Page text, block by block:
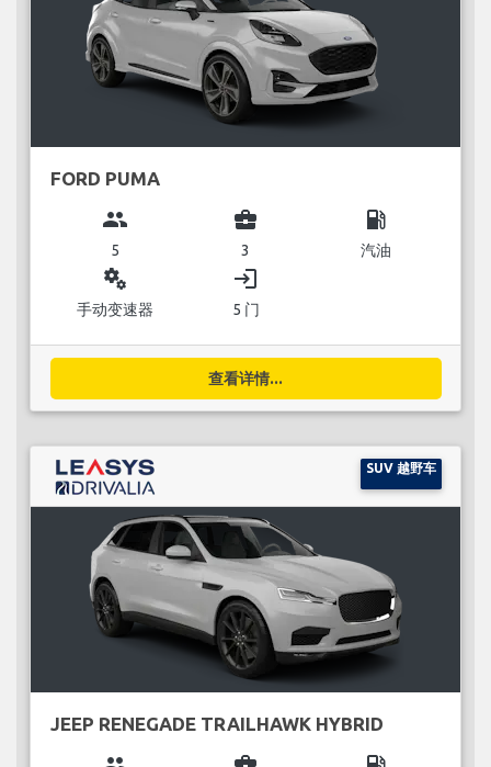
FORD PUMA
group
5
business_center
3
local_gas_station
汽油
miscellaneous_services
手动变速器
login
5 门
查看详情...
SUV 越野车
JEEP RENEGADE TRAILHAWK HYBRID